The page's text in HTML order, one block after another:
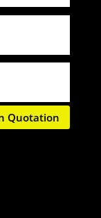
Dapatkan Quotation